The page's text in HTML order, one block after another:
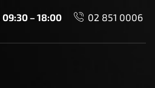
09:30 – 18:00 02 851 0006